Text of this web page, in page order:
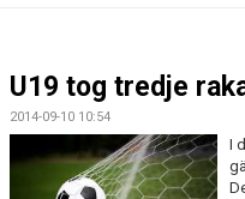
KONTAKT
FYS
U19 tog tredje
2014-09-10 10:54
I